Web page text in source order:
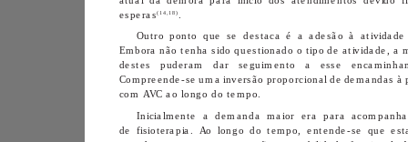
esperas (14,18)
com AVC ao longo do tempo.